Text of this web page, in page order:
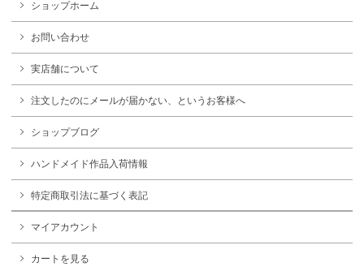
ショップホーム
お問い合わせ
実店舗について
注文したのにメールが届かない、というお客様へ
ショップブログ
ハンドメイド作品入荷情報
特定商取引法に基づく表記
マイアカウント
カートを見る